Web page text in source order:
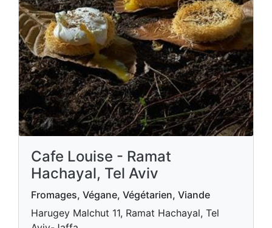
Cafe Louise - Ramat
Hachayal, Tel Aviv
Fromages, Végane, Végétarien, Viande
Harugey Malchut 11, Ramat Hachayal, Tel